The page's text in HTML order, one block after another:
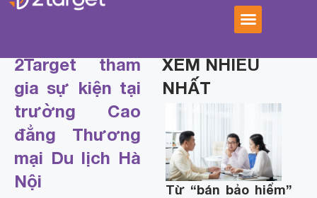
2Target tham
gia sự kiện tại
trường Cao
đẳng Thương
mại Du lịch Hà
Nội
XEM NHIỀU
NHẤT
Từ “bán bảo hiểm”